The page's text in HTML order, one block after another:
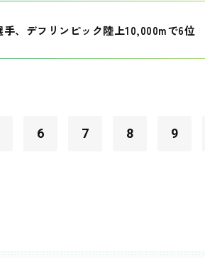
手、デフリンピック陸上10,000mで6位
6 7 8 9